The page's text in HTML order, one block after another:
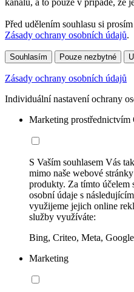
Před udělením souhlasu si
Zásady ochrany osobních údajů.
Souhlasím Pouze nezbytné
Zásady ochrany osobních údajů
Individuální nastavení ochrany
Marketing prostřednictvím
S Vaším souhlasem Vás
mimo naše webové
produkty. Za tímto účelem
osobní údaje s
využijeme jejich online
služby využíváte:
Bing, Criteo, Meta,
Marketing